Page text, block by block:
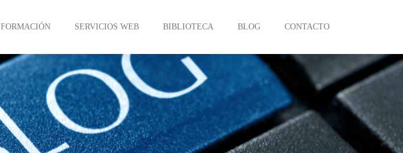
FORMACIÓN SERVICIOS WEB BIBLIOTECA BLOG CONTACTO